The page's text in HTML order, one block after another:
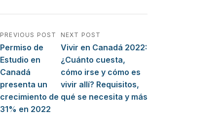
Navegación de entradas
PREVIOUS POST
Permiso de
Estudio en
Canadá
presenta un
crecimiento de
31% en 2022
NEXT POST
Vivir en Canadá 2022:
¿Cuánto cuesta,
cómo irse y cómo es
vivir allí? Requisitos,
qué se necesita y más